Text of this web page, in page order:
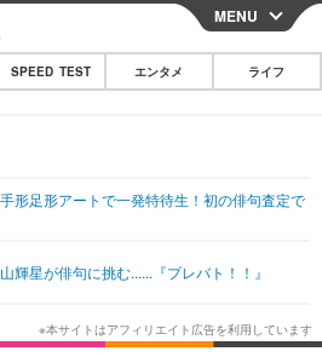
CLOSE
その他
映画・ドラマ
韓国・芸能
グルメ
MENU
SPEED TEST エンタメ ライフ
形足形アートで一発特待生！初の俳句査定で
輝星が俳句に挑む......『プレバト！！』